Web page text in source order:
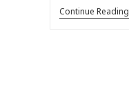
Continue Reading